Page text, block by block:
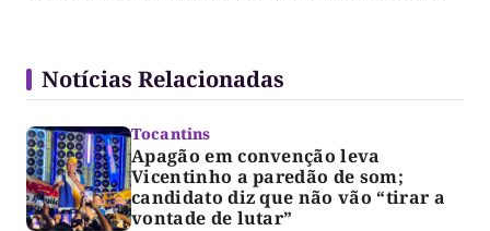
Notícias Relacionadas
Tocantins
Apagão em convenção leva
Vicentinho a paredão de som;
candidato diz que não vão “tirar a
vontade de lutar”